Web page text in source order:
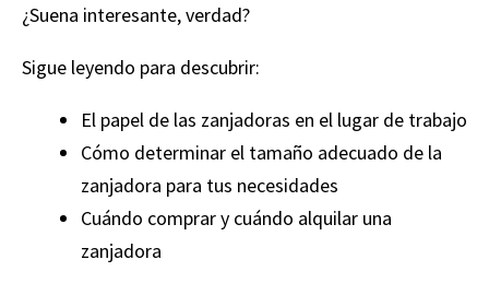
¿Suena interesante, verdad?
Sigue leyendo para descubrir:
El papel de las zanjadoras en el lugar de trabajo
Cómo determinar el tamaño adecuado de la
zanjadora para tus necesidades
Cuándo comprar y cuándo alquilar una
zanjadora